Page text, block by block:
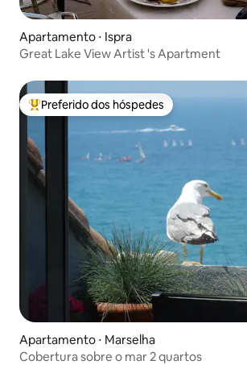
Apartamento ⋅ Ispra
Great Lake View Artist 's Apartment
Entre os melhores preferidos dos hóspedes
Preferido dos hóspedes
Apartamento ⋅ Marselha
Cobertura sobre o mar 2 quartos